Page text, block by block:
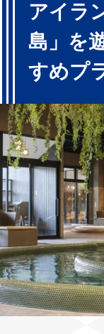
アイラ
島」を
すめプ